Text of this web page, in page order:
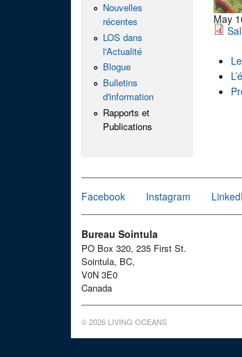
May
Nouvelles
récentes
LOS dans
l'Actualité
Blogue
Bulletins
d'information
Rapports et
Publications
Facebook Instagram
Bureau Sointula
PO Box 320, 235 First St.
Sointula, BC,
V0N 3E0
Canada
© 2026 LIVING OCEANS